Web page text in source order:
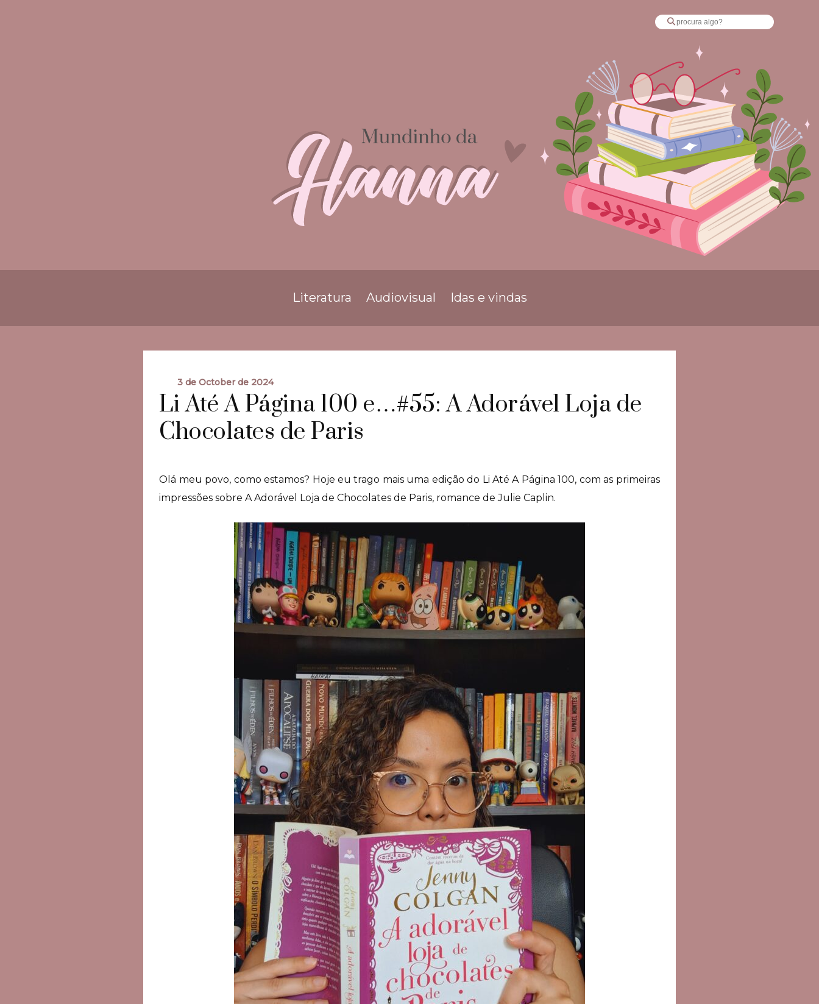
Literatura Audiovisual Idas e vindas
3 de October de 2024
Li Até A Página 100 e…#55: A Adorável Loja de
Chocolates de Paris
Olá meu povo, como estamos? Hoje eu trago mais uma edição do Li Até A Página 100, com as primeiras
impressões sobre A Adorável Loja de Chocolates de Paris, romance de Julie Caplin.